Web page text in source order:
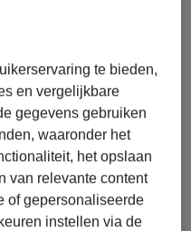
Libra legal
available in
pan-
te bieden,
en vergelijkbare
gegevens gebruiken
waaronder het
het opslaan
van relevante content
of gepersonaliseerde
instellen via de